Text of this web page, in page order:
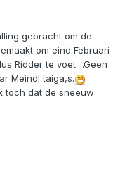
gebracht om de
om eind Februari
Ridder te voet....Geen
Meindl taiga,s.
toch dat de sneeuw